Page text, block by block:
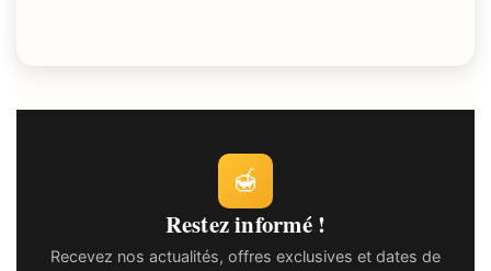
🍯
Restez informé !
Recevez nos actualités, offres exclusives et dates de